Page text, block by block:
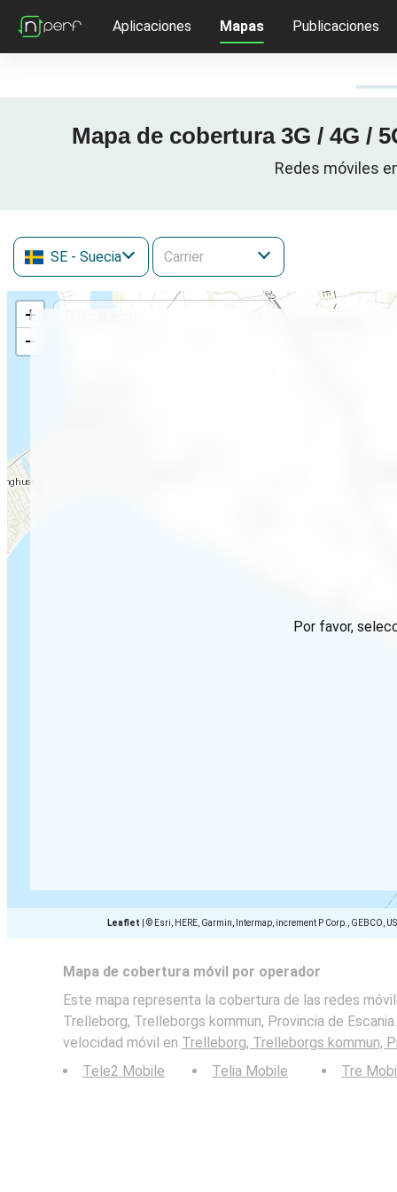
Aplicaciones Mapas Publicaciones
Mapa de cobertura 3G / 4G /
Redes móviles
SE - Suecia
+
−
Leaflet © Esri, HERE, Garmin, Intermap, increment P Corp., GEBCO,
Por favor,
Mapa de cobertura móvil por operador
Este mapa representa la cobertura de las redes
Trelleborg, Trelleborgs kommun, Provincia de
velocidad móvil en Trelleborg, Trelleborgs kommun,
Tele2 Mobile
Telia Mobile Tre